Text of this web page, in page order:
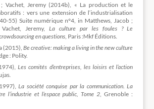
; Vachet, Jeremy (2014b), « La production et le
: vers une extension de l’industrialisation
55) Suite numérique n°4, in Matthews, Jacob ;
Jeremy,La culture par les foules ? Le
en questions, Paris :Mkf Éditions.
(2015), Be creative: making a living in the new culture
: Polity.
Les comités d’entreprises, les loisirs et l’action
La société conquise par la communication. La
l’industrie et l’espace public, Tome 2, Grenoble :